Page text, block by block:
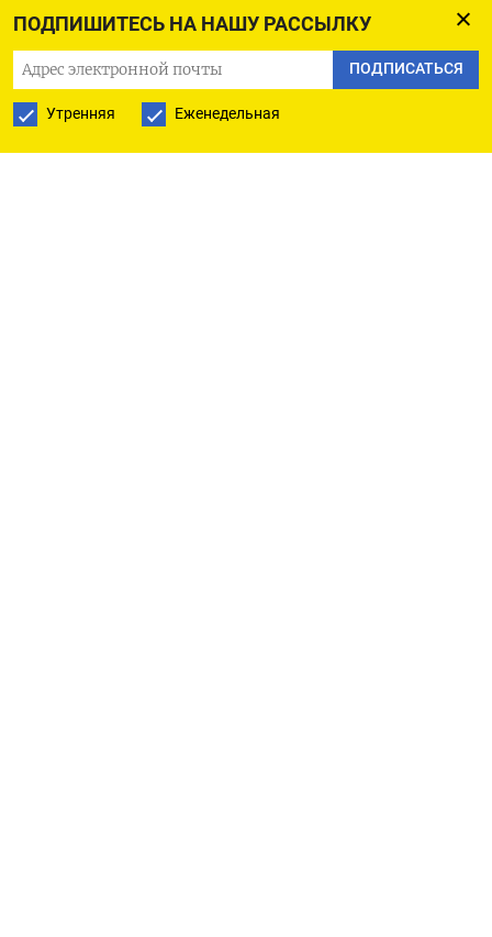
ПОДПИШИТЕСЬ НА НАШУ РАССЫЛКУ
ПОДПИСАТЬСЯ
Утренняя Еженедельная
ПОДПИСАТЬСЯ НА ТЕЛЕГРАМ